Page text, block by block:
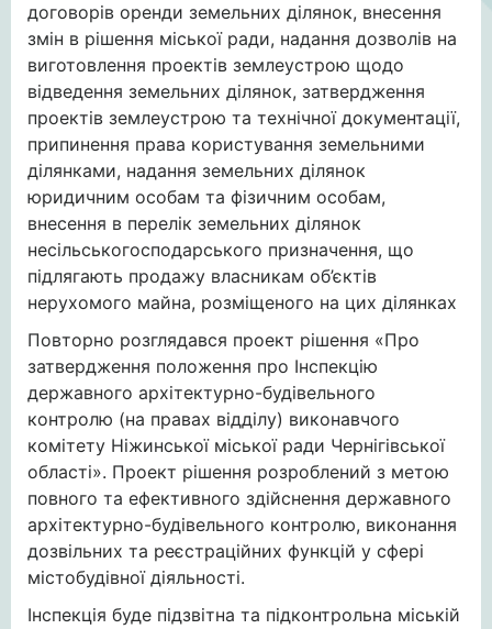
договорів оренди земельних ділянок, внесення
змін в рішення міської ради, надання дозволів на
виготовлення проектів землеустрою щодо
відведення земельних ділянок, затвердження
проектів землеустрою та технічної документації,
припинення права користування земельними
ділянками, надання земельних ділянок
юридичним особам та фізичним особам,
внесення в перелік земельних ділянок
несільськогосподарського призначення, що
підлягають продажу власникам об’єктів
нерухомого майна, розміщеного на цих ділянках
Повторно розглядався проект рішення «Про
затвердження положення про Інспекцію
державного архітектурно-будівельного
контролю (на правах відділу) виконавчого
комітету Ніжинської міської ради Чернігівської
області». Проект рішення розроблений з метою
повного та ефективного здійснення державного
архітектурно-будівельного контролю, виконання
дозвільних та реєстраційних функцій у сфері
містобудівної діяльності.
Інспекція буде підзвітна та підконтрольна міській